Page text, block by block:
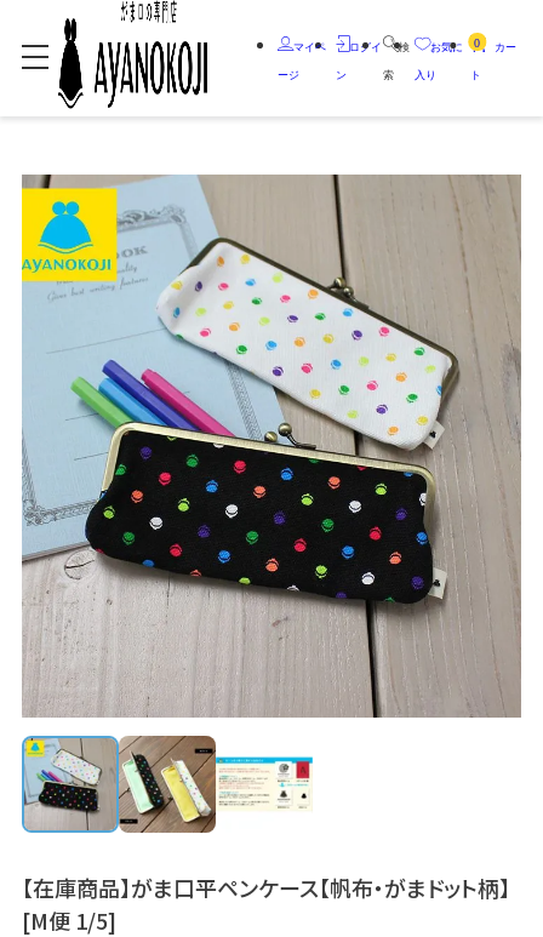
マイペ
ージ
ログイ
ン
検
索
お気に
入り
0 カー
ト
【在庫商品】がま口平ペンケース【帆布・がまドット柄】
[M便 1/5]